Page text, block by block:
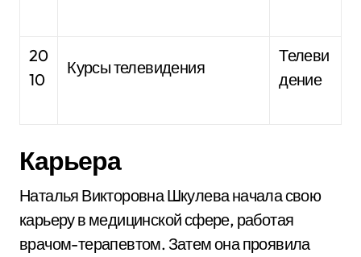
20
10
Курсы телевидения
Телеви
дение
Карьера
Наталья Викторовна Шкулева начала свою
карьеру в медицинской сфере, работая
врачом-терапевтом. Затем она проявила